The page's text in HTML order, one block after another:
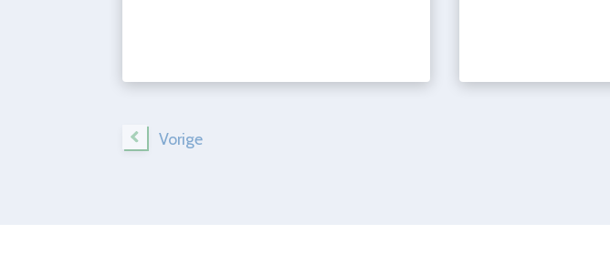
Vorige